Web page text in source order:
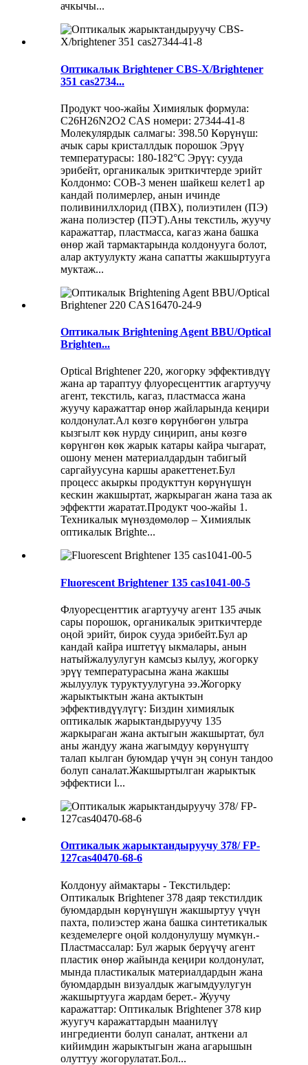
ачкычы...
Оптикалык Brightener CBS-X/Brightener
351 cas2734...
Продукт чоо-жайы Химиялык формула:
C26H26N2O2 CAS номери: 27344-41-8
Молекулярдык салмагы: 398.50 Көрүнүш:
ачык сары кристаллдык порошок Эрүү
температурасы: 180-182°C Эрүү: сууда
эрибейт, органикалык эриткичтерде эрийт
Колдонмо: COB-3 менен шайкеш келет1 ар
кандай полимерлер, анын ичинде
поливинилхлорид (ПВХ), полиэтилен (ПЭ)
жана полиэстер (ПЭТ).Аны текстиль, жуучу
каражаттар, пластмасса, кагаз жана башка
өнөр жай тармактарында колдонууга болот,
алар актуулукту жана сапатты жакшыртууга
муктаж...
Оптикалык Brightening Agent BBU/Optical
Brighten...
Optical Brightener 220, жогорку эффективдүү
жана ар тараптуу флуоресценттик агартуучу
агент, текстиль, кагаз, пластмасса жана
жуучу каражаттар өнөр жайларында кеңири
колдонулат.Ал көзгө көрүнбөгөн ультра
кызгылт көк нурду сиңирип, аны көзгө
көрүнгөн көк жарык катары кайра чыгарат,
ошону менен материалдардын табигый
саргайуусуна каршы аракеттенет.Бул
процесс акыркы продукттун көрүнүшүн
кескин жакшыртат, жаркыраган жана таза ак
эффектти жаратат.Продукт чоо-жайы 1.
Техникалык мүнөздөмөлөр – Химиялык
оптикалык Brighte...
Fluorescent Brightener 135 cas1041-00-5
Флуоресценттик агартуучу агент 135 ачык
сары порошок, органикалык эриткичтерде
оңой эрийт, бирок сууда эрибейт.Бул ар
кандай кайра иштетүү ыкмалары, анын
натыйжалуулугун камсыз кылуу, жогорку
эрүү температурасына жана жакшы
жылуулук туруктуулугуна ээ.Жогорку
жарыктыктын жана актыктын
эффективдүүлүгү: Биздин химиялык
оптикалык жарыктандыруучу 135
жаркыраган жана актыгын жакшыртат, бул
аны жандуу жана жагымдуу көрүнүштү
талап кылган буюмдар үчүн эң сонун тандоо
болуп саналат.Жакшыртылган жарыктык
эффектиси l...
Оптикалык жарыктандыруучу 378/ FP-
127cas40470-68-6
Колдонуу аймактары - Текстильдер:
Оптикалык Brightener 378 даяр текстилдик
буюмдардын көрүнүшүн жакшыртуу үчүн
пахта, полиэстер жана башка синтетикалык
кездемелерге оңой колдонулушу мүмкүн.-
Пластмассалар: Бул жарык берүүчү агент
пластик өнөр жайында кеңири колдонулат,
мында пластикалык материалдардын жана
буюмдардын визуалдык жагымдуулугун
жакшыртууга жардам берет.- Жуучу
каражаттар: Оптикалык Brightener 378 кир
жуугуч каражаттардын маанилүү
ингредиенти болуп саналат, анткени ал
кийимдин жарыктыгын жана агарышын
олуттуу жогорулатат.Бол...